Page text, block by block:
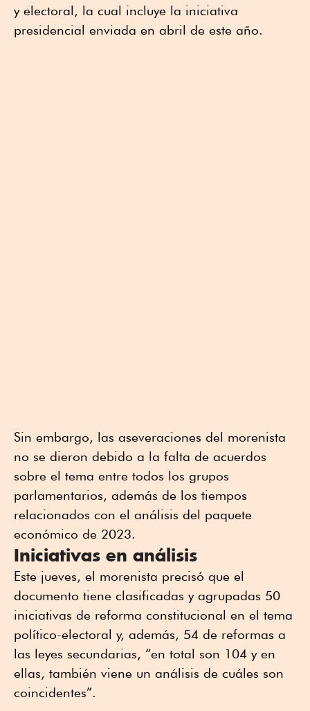
y electoral, la cual incluye la iniciativa
presidencial enviada en abril de este año.
Sin embargo, las aseveraciones del morenista
no se dieron debido a la falta de acuerdos
sobre el tema entre todos los grupos
parlamentarios, además de los tiempos
relacionados con el análisis del paquete
económico de 2023.
Iniciativas en análisis
Este jueves, el morenista precisó que el
documento tiene clasificadas y agrupadas 50
iniciativas de reforma constitucional en el tema
político-electoral y, además, 54 de reformas a
las leyes secundarias, “en total son 104 y en
ellas, también viene un análisis de cuáles son
coincidentes”.